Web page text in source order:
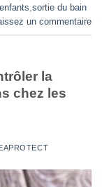
sortie du bain
un commentaire
la
chez les